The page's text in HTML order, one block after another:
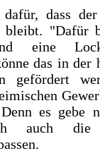
dass der
bleibt. "Dafür
eine
das in der
gefördert
es gebe
auch die